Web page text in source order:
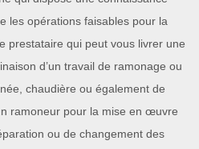
les opérations faisables pour la
prestataire qui peut vous livrer une
d’un travail de ramonage ou
chaudière ou également de
ramoneur pour la mise en œuvre
ou de changement des